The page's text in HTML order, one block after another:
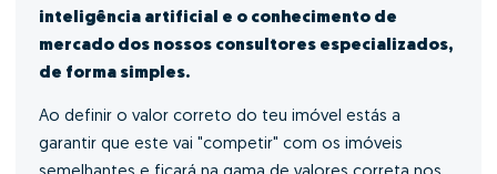
inteligência artificial e o conhecimento de
mercado dos nossos consultores especializados,
de forma simples.
Ao definir o valor correto do teu imóvel estás a
garantir que este vai "competir" com os imóveis